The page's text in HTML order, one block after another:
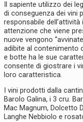
Il sapiente utilizzo dei
di conseguenza dei vini
responsabile
attenzione che viene
nuove vengono
adibite al contenimento
e botte ha le sue
consente di giostrare i
loro caratteristica.
I vini prodotti dalla
Barolo Galina, i 3 cru.
Mac Magnum, Dolcetto
Langhe Nebbiolo e